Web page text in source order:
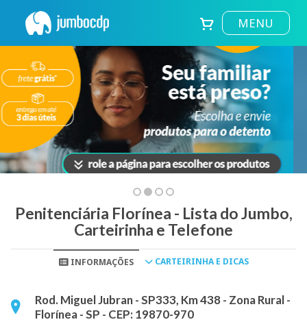
MENU
Penitenciária Florínea - Lista do Jumbo,
Carteirinha e Telefone
INFORMAÇÕES CARTEIRINHA E DICAS
Rod. Miguel Jubran - SP333, Km 438 - Zona Rural -
Florínea - SP - CEP: 19870-970